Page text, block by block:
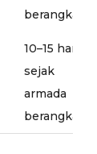
berangkat
10–15 hari
sejak
armada
berangkat